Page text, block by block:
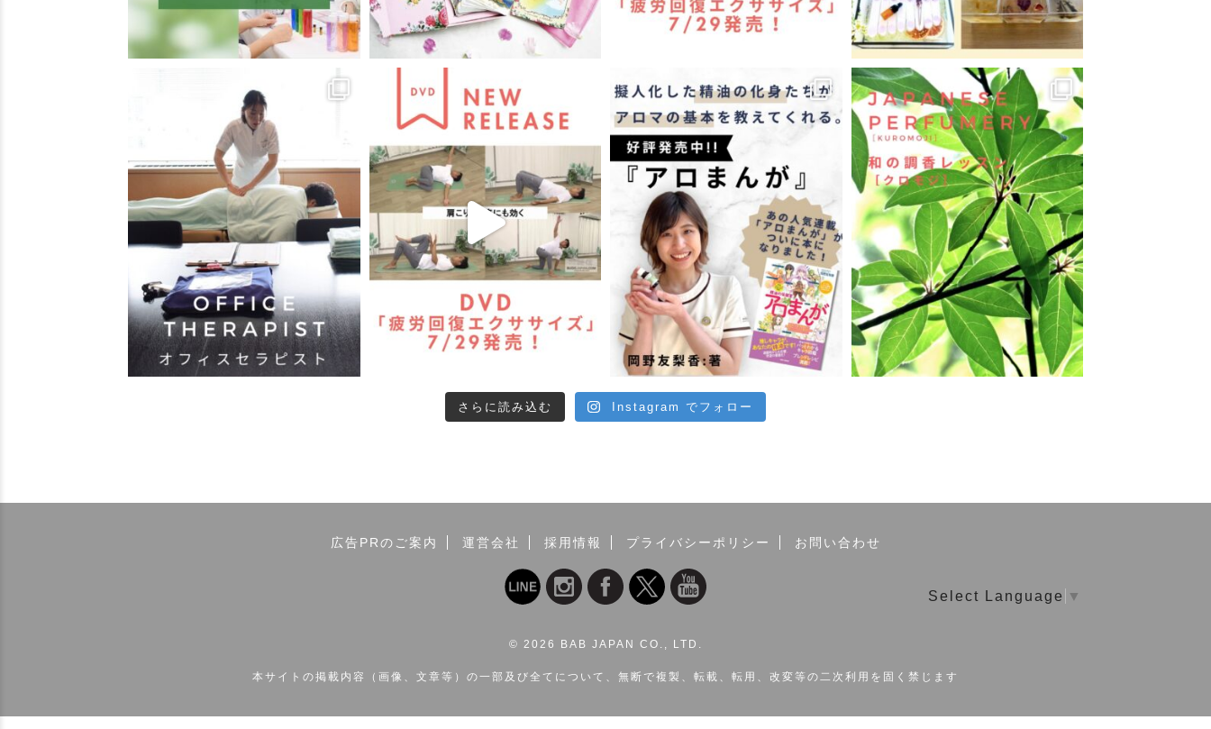
さらに読み込む Instagram でフォロー
広告PRのご案内 運営会社 採用情報 プライバシーポリシー お問い合わせ
Select Language ▼
© 2026 BAB JAPAN CO., LTD.
本サイトの掲載内容（画像、文章等）の一部及び全てについて、無断で複製、転載、転用、改変等の二次利用を固く禁じます